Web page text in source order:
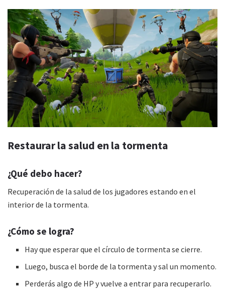
Restaurar la salud en la tormenta
¿Qué debo hacer?
Recuperación de la salud de los jugadores estando en el
interior de la tormenta.
¿Cómo se logra?
Hay que esperar que el círculo de tormenta se cierre.
Luego, busca el borde de la tormenta y sal un momento.
Perderás algo de HP y vuelve a entrar para recuperarlo.